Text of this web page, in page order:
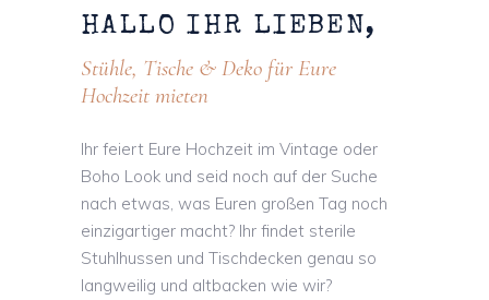
HALLO IHR LIEBEN,
Stühle, Tische & Deko für Eure
Hochzeit mieten
Ihr feiert Eure Hochzeit im Vintage oder
Boho Look und seid noch auf der Suche
nach etwas, was Euren großen Tag noch
einzigartiger macht? Ihr findet sterile
Stuhlhussen und Tischdecken genau so
langweilig und altbacken wie wir?